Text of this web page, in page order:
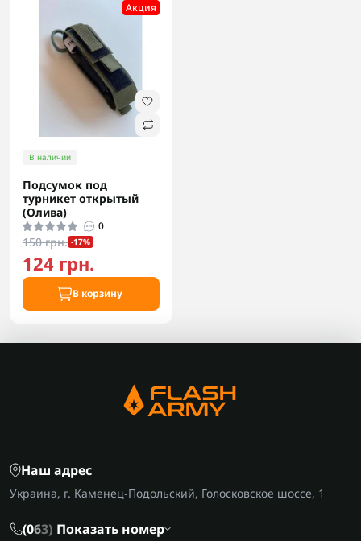
Акция
В наличии
Подсумок под
турникет открытый
(Олива)
0
150 грн. -17%
124 грн.
В корзину
Наш адрес
Украина, г. Каменец-Подольский, Голосковское шоссе, 1
(063) Показать номер